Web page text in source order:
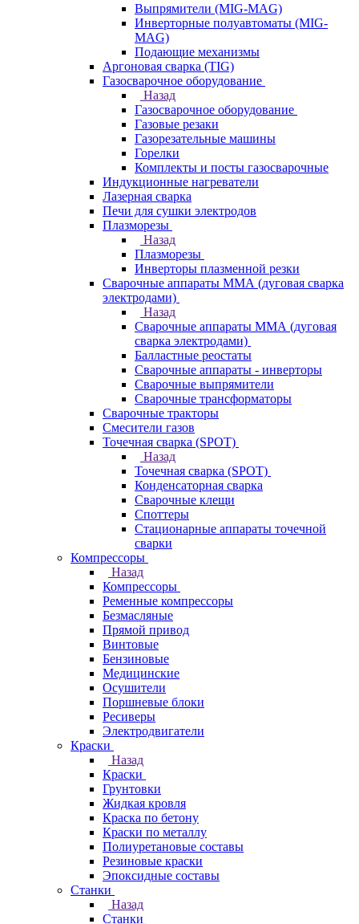
Выпрямители (MIG-MAG)
Инверторные полуавтоматы (MIG-
MAG)
Подающие механизмы
Аргоновая сварка (TIG)
Газосварочное оборудование
Назад
Газосварочное оборудование
Газовые резаки
Газорезательные машины
Горелки
Комплекты и посты газосварочные
Индукционные нагреватели
Лазерная сварка
Печи для сушки электродов
Плазморезы
Назад
Плазморезы
Инверторы плазменной резки
Сварочные аппараты ММА (дуговая сварка
электродами)
Назад
Сварочные аппараты ММА (дуговая
сварка электродами)
Балластные реостаты
Сварочные аппараты - инверторы
Сварочные выпрямители
Сварочные трансформаторы
Сварочные тракторы
Смесители газов
Точечная сварка (SPOT)
Назад
Точечная сварка (SPOT)
Конденсаторная сварка
Сварочные клещи
Споттеры
Стационарные аппараты точечной
сварки
Компрессоры
Назад
Компрессоры
Ременные компрессоры
Безмасляные
Прямой привод
Винтовые
Бензиновые
Медицинские
Осушители
Поршневые блоки
Ресиверы
Электродвигатели
Краски
Назад
Краски
Грунтовки
Жидкая кровля
Краска по бетону
Краски по металлу
Полиуретановые составы
Резиновые краски
Эпоксидные составы
Станки
Назад
Станки